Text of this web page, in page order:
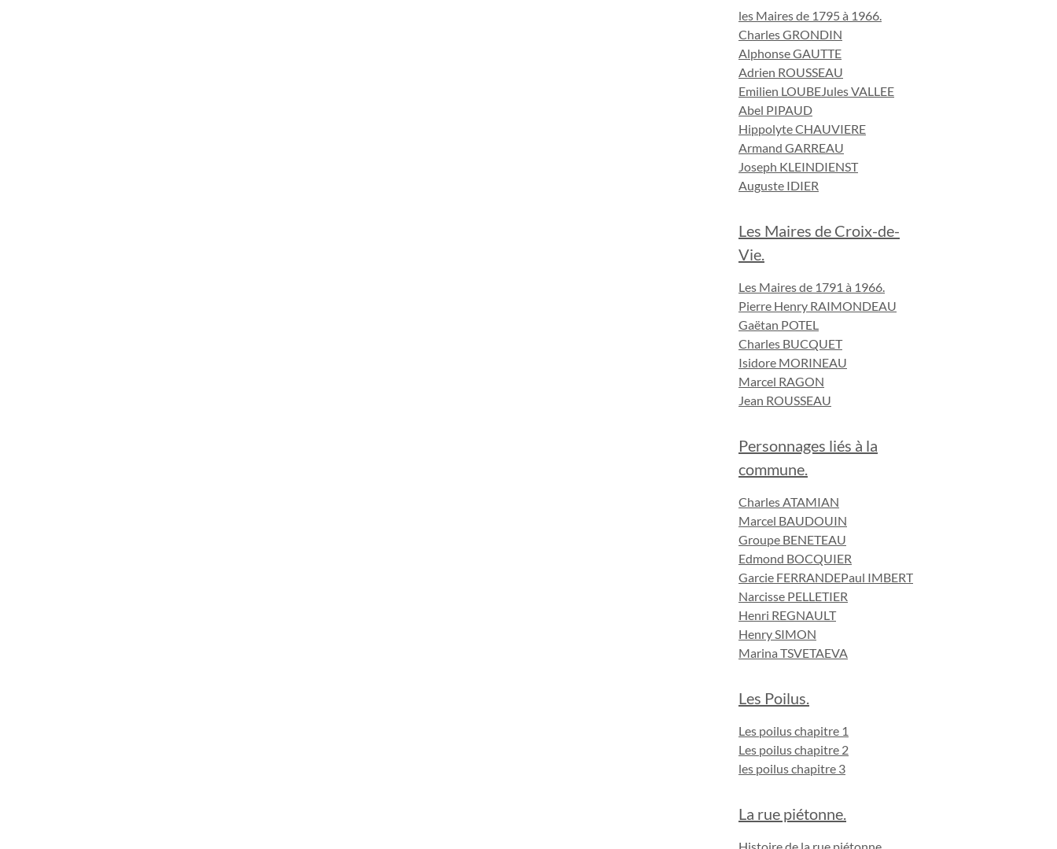
les Maires de 1795 à 1966.
Charles GRONDIN
Alphonse GAUTTE
Adrien ROUSSEAU
Emilien LOUBEJules VALLEE
Abel PIPAUD
Hippolyte CHAUVIERE
Armand GARREAU
Joseph KLEINDIENST
Auguste IDIER
Les Maires de Croix-de-
Vie.
Les Maires de 1791 à 1966.
Pierre Henry RAIMONDEAU
Gaëtan POTEL
Charles BUCQUET
Isidore MORINEAU
Marcel RAGON
Jean ROUSSEAU
Personnages liés à la
commune.
Charles ATAMIAN
Marcel BAUDOUIN
Groupe BENETEAU
Edmond BOCQUIER
Garcie FERRANDEPaul IMBERT
Narcisse PELLETIER
Henri REGNAULT
Henry SIMON
Marina TSVETAEVA
Les Poilus.
Les poilus chapitre 1
Les poilus chapitre 2
les poilus chapitre 3
La rue piétonne.